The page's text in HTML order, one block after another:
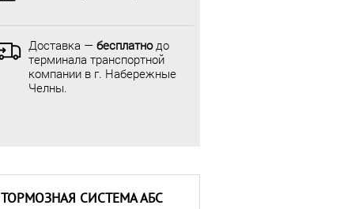
Доставка — бесплатнодо
терминала транспортной
компании в г. Набережные
Челны.
ТОРМОЗНАЯ СИСТЕМА АБС